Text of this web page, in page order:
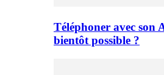
Téléphoner avec son
bientôt possible ?